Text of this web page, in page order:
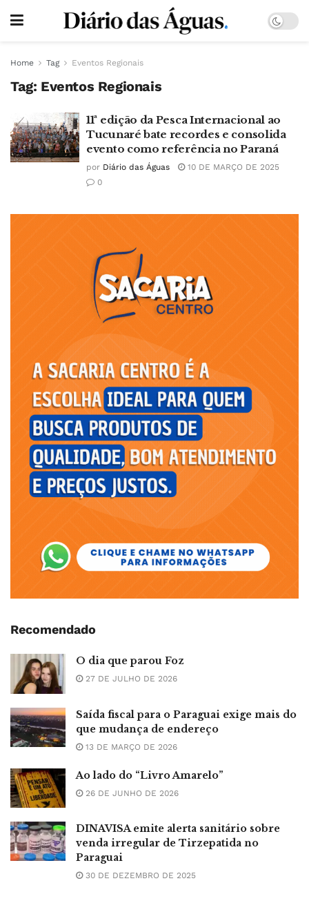
Home Tag Eventos Regionais
Tag: Eventos Regionais
11ª edição da Pesca Internacional ao
Tucunaré bate recordes e consolida
evento como referência no Paraná
por Diário das Águas
10 DE MARÇO DE 2025
0
Recomendado
O dia que parou Foz
27 DE JULHO DE 2026
Saída fiscal para o Paraguai exige mais do
que mudança de endereço
13 DE MARÇO DE 2026
Ao lado do “Livro Amarelo”
26 DE JUNHO DE 2026
DINAVISA emite alerta sanitário sobre
venda irregular de Tirzepatida no
Paraguai
30 DE DEZEMBRO DE 2025